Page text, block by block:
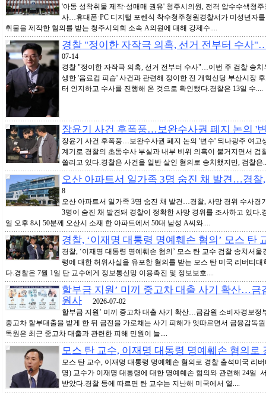
'아동 성착취물 제작·성매매 권유' 청주시의원, 전격 압수수색청
사…휴대폰·PC 디지털 포렌식 착수청주청원경찰서가 미성년자
취물을 제작한 혐의를 받는 청주시의회 소속 A의원에 대해 강제수....
경찰 "정이한 자작극 의혹, 선거 전부터 수사
07-14
경찰 "정이한 자작극 의혹, 선거 전부터 수사"…이번 주 검찰 송치
생한 '음료컵 피습' 사건과 관련해 정이한 전 개혁신당 부산시장
터 인지하고 수사를 진행해 온 것으로 확인됐다.경찰은 13일 수....
장윤기 사건 후폭풍…보완수사권 폐지 논의 '
장윤기 사건 후폭풍…보완수사권 폐지 논의 '변수' 되나광주 여고
계기로 경찰의 초동수사 부실과 내부 비위 의혹이 불거지면서 검
쏠리고 있다.경찰은 사건을 일반 살인 혐의로 송치했지만, 검찰은
오산 아파트서 일가족 3명 숨진 채 발견…경찰
8
오산 아파트서 일가족 3명 숨진 채 발견…경찰, 사망 경위 수사경
3명이 숨진 채 발견돼 경찰이 정확한 사망 경위를 조사하고 있다.
일 오후 8시 50분께 오산시 소재 한 아파트에서 50대 남성 A씨와....
경찰, ‘이재명 대통령 명예훼손 혐의’ 모스 탄
경찰, ‘이재명 대통령 명예훼손 혐의’ 모스 탄 교수 검찰 송치서
령에 대한 허위사실을 유포한 혐의를 받는 모스 탄 미국 리버티
다.경찰은 7월 1일 탄 교수에게 정보통신망 이용촉진 및 정보보호....
할부금 지원’ 미끼 중고차 대출 사기 확산…금
원사 2026-07-02
할부금 지원’ 미끼 중고차 대출 사기 확산…금감원 소비자경보정
중고차 할부대출을 받게 한 뒤 금전을 가로채는 사기 피해가 잇따르면서 금융감독
독원은 최근 중고차 대출과 관련한 피해 민원이 늘....
모스 탄 교수, 이재명 대통령 명예훼손 혐의로
모스 탄 교수, 이재명 대통령 명예훼손 혐의로 경찰 출석미국 리
명) 교수가 이재명 대통령에 대한 명예훼손 혐의와 관련해 24일
받았다.경찰 등에 따르면 탄 교수는 지난해 미국에서 열....